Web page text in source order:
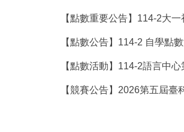
【點數重要公告】114-2大
【點數公告】114-2 自學點
【點數活動】114-2語言中
【競賽公告】2026第五屆